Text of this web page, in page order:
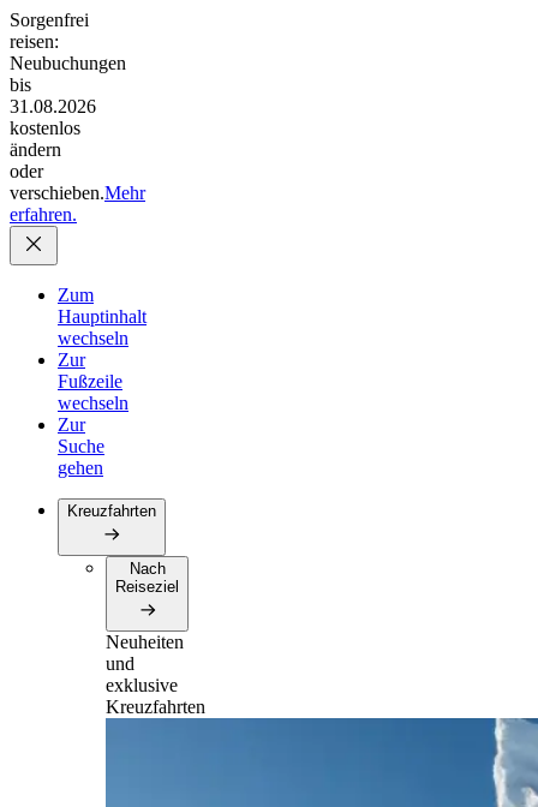
Sorgenfrei
reisen:
Neubuchungen
bis
31.08.2026
kostenlos
ändern
oder
verschieben.Mehr
erfahren.
Zum
Hauptinhalt
wechseln
Zur
Fußzeile
wechseln
Zur
Suche
gehen
Kreuzfahrten
Nach
Reiseziel
Neuheiten
und
exklusive
Kreuzfahrten